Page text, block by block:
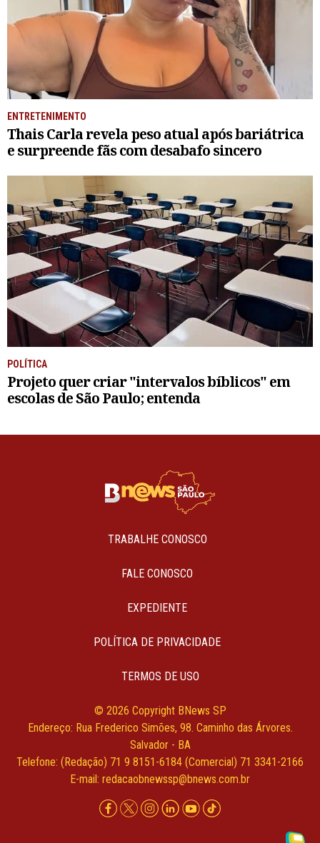
ENTRETENIMENTO
Thais Carla revela peso atual após bariátrica
e surpreende fãs com desabafo sincero
POLÍTICA
Projeto quer criar "intervalos bíblicos" em
escolas de São Paulo; entenda
TRABALHE CONOSCO
FALE CONOSCO
EXPEDIENTE
POLÍTICA DE PRIVACIDADE
TERMOS DE USO
© 2026 Copyright BNews SP
Endereço: Rua Frederico Simões, 98. Caminho das Árvores.
Salvador - BA
Telefone: (Redação) 71 9 8151-6184 (Comercial) 71 3341-2166
E-mail: redacaobnewssp@bnews.com.br